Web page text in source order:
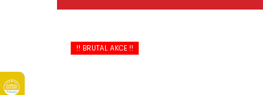
!! BRUTAL AKCE !!